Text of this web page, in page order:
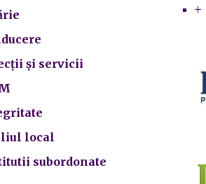
și servicii
local
subordonate